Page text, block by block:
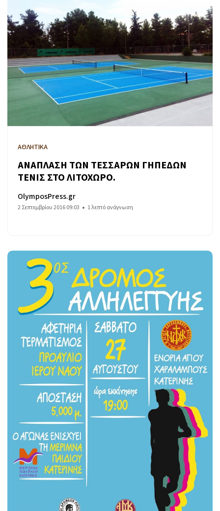
ΑΘΛΗΤΙΚΑ
ΑΝΑΠΛΑΣΗ ΤΩΝ ΤΕΣΣΑΡΩΝ ΓΗΠΕΔΩΝ
ΤΕΝΙΣ ΣΤΟ ΛΙΤΟΧΩΡΟ.
OlymposPress.gr
2 Σεπτεμβρίου 2016 09:03 1 λεπτό ανάγνωση